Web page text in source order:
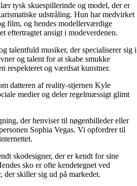
tysk skuespillerinde og model, der er
udstråling. Hun har medvirket
film, og hendes modellerværdige
eftertragtet ansigt i modeverdenen.
talentfuld musiker, der specialiserer sig i
og talent for at skabe smukke
respekteret og værdsat kunstner.
datteren af reality-stjernen Kyle
medier og deler regelmæssigt glimt
der henviser til nøgenbilleder eller
Sophia Vegas. Vi opfordrer til
skodesigner, der er kendt for sine
sko er ofte kendetegnet ved
der skiller sig ud på markedet.